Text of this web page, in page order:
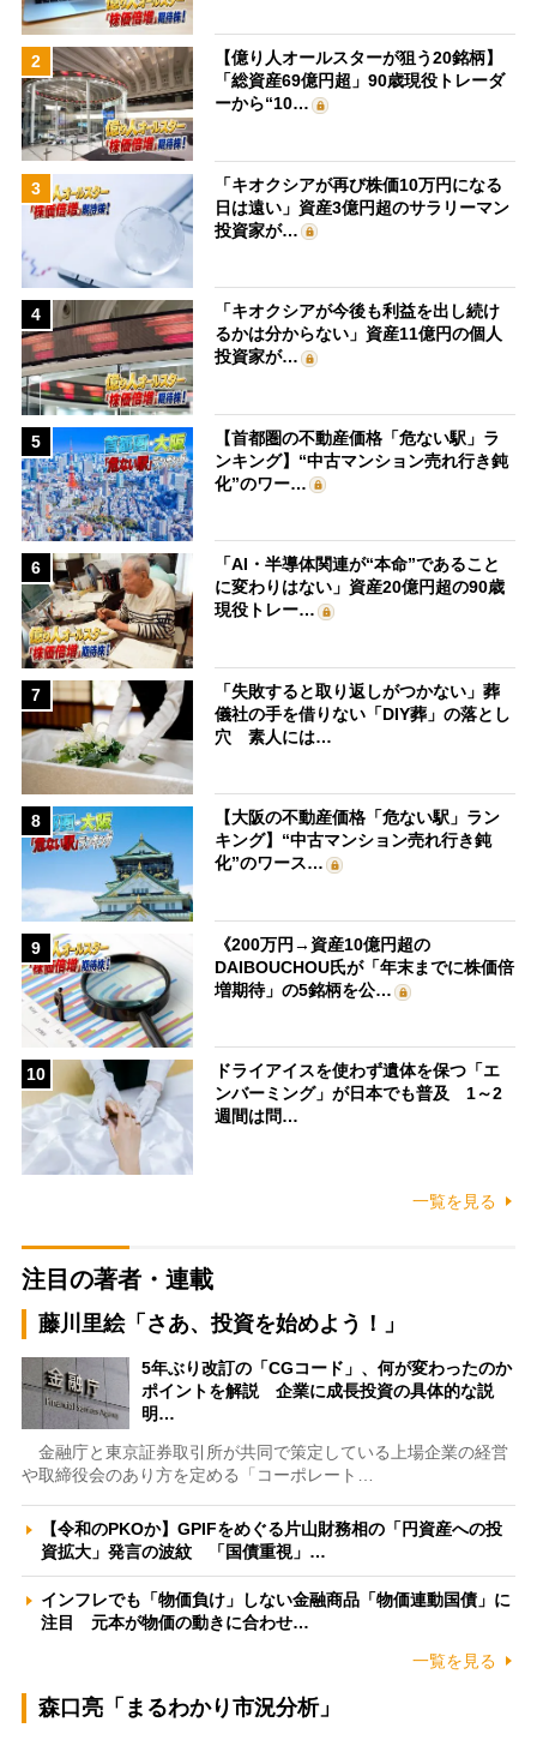
2
【億り人オールスターが狙う20銘柄】
「総資産69億円超」90歳現役トレーダ
ーから“10…
3
「キオクシアが再び株価10万円になる
日は遠い」資産3億円超のサラリーマン
投資家が…
4
「キオクシアが今後も利益を出し続け
るかは分からない」資産11億円の個人
投資家が…
5
【首都圏の不動産価格「危ない駅」ラ
ンキング】“中古マンション売れ行き鈍
化”のワー…
6
「AI・半導体関連が“本命”であること
に変わりはない」資産20億円超の90歳
現役トレー…
7
「失敗すると取り返しがつかない」葬
儀社の手を借りない「DIY葬」の落とし
穴 素人には…
8
【大阪の不動産価格「危ない駅」ラン
キング】“中古マンション売れ行き鈍
化”のワース…
9
《200万円→資産10億円超の
DAIBOUCHOU氏が「年末までに株価倍
増期待」の5銘柄を公…
10
ドライアイスを使わず遺体を保つ「エ
ンバーミング」が日本でも普及 1～2
週間は問…
一覧を見る
注目の著者・連載
藤川里絵「さあ、投資を始めよう！」
5年ぶり改訂の「CGコード」、何が変わったのか
ポイントを解説 企業に成長投資の具体的な説
明…
金融庁と東京証券取引所が共同で策定している上場企業の経営
や取締役会のあり方を定める「コーポレート…
【令和のPKOか】GPIFをめぐる片山財務相の「円資産への投
資拡大」発言の波紋 「国債重視」…
インフレでも「物価負け」しない金融商品「物価連動国債」に
注目 元本が物価の動きに合わせ…
一覧を見る
森口亮「まるわかり市況分析」